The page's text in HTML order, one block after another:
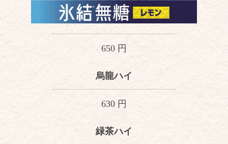
650 円
烏龍ハイ
630 円
緑茶ハイ